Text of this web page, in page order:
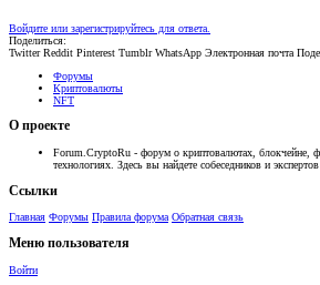
Войдите или зарегистрируйтесь для ответа.
Поделиться:
Twitter Reddit Pinterest Tumblr WhatsApp Электронная почта
Форумы
Криптовалюты
NFT
О проекте
Forum.CryptoRu - форум о криптовалютах, блокчейне,
технологиях. Здесь вы найдете собеседников и
Ссылки
Главная Форумы Правила форума Обратная связь
Меню пользователя
Войти